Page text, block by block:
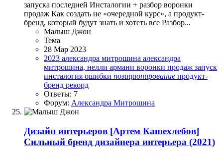
запуска последней Инсталогии + разбор воронки
продаж Как создать не «очередной курс», а продукт-
бренд, который будут знать и хотеть все Разбор...
Малыш Джон
Тема
28 Мар 2023
2023 александра митрошина александра
митрошина, нелли армани воронки продаж запуск
инсталогия ошибки позиционирование продукт-
бренд рекорд
Ответы: 7
Форум: Александра Митрошина
Дизайн интерьеров [Артем Кашехлебов]
Сильный бренд дизайнера интерьера (2021)